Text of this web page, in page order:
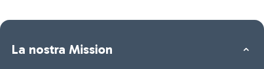
La nostra Mission